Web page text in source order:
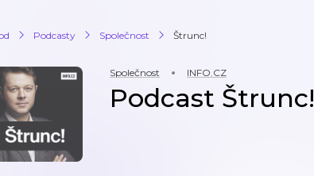
Podcasty Společnost Štrunc!
Společnost INFO.CZ
Podcast Štrunc!